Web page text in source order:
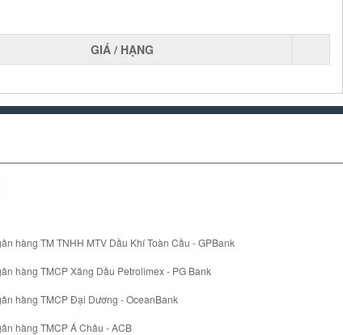
GIÁ / HẠNG
hàng TM TNHH MTV Dầu Khí Toàn Cầu - GPBank
hàng TMCP Xăng Dầu Petrolimex - PG Bank
hàng TMCP Đại Dương - OceanBank
hàng TMCP Á Châu - ACB